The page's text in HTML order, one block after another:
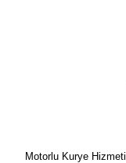
Motorlu Kurye